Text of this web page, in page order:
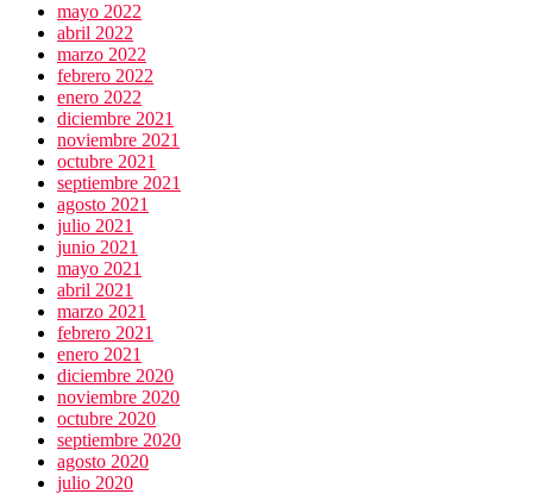
mayo 2022
abril 2022
marzo 2022
febrero 2022
enero 2022
diciembre 2021
noviembre 2021
octubre 2021
septiembre 2021
agosto 2021
julio 2021
junio 2021
mayo 2021
abril 2021
marzo 2021
febrero 2021
enero 2021
diciembre 2020
noviembre 2020
octubre 2020
septiembre 2020
agosto 2020
julio 2020